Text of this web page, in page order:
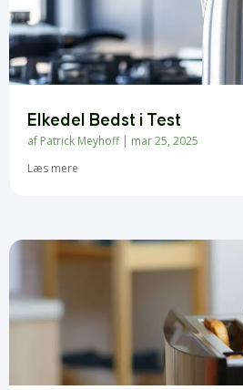
Elkedel Bedst i Test
af Patrick Meyhoff| mar 25, 2025
Læs mere